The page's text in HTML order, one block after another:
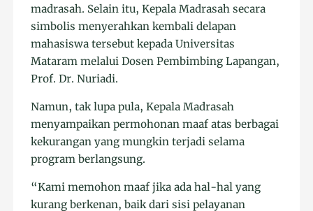
madrasah. Selain itu, Kepala Madrasah secara
simbolis menyerahkan kembali delapan
mahasiswa tersebut kepada Universitas
Mataram melalui Dosen Pembimbing Lapangan,
Prof. Dr. Nuriadi.
Namun, tak lupa pula, Kepala Madrasah
menyampaikan permohonan maaf atas berbagai
kekurangan yang mungkin terjadi selama
program berlangsung.
“Kami memohon maaf jika ada hal-hal yang
kurang berkenan, baik dari sisi pelayanan